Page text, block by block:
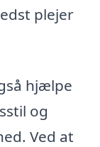
plejer
hjælpe
og
Ved at